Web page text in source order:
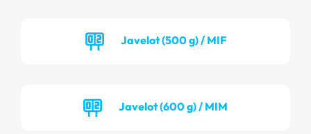
Javelot (500 g) / MIF
Javelot (600 g) / MIM